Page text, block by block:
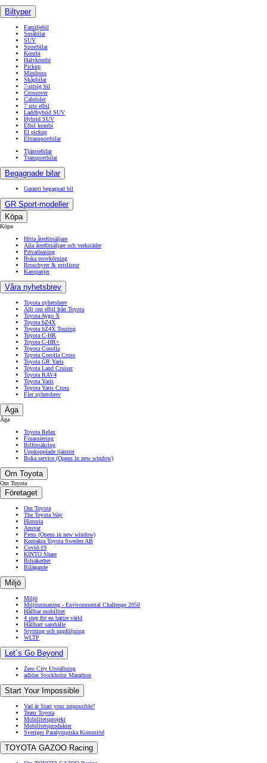
Biltyper
Familjebil
Småbilar
SUV
Sportbilar
Kombi
Halvkombi
Pickup
Minibuss
Skåpbilar
7-sitsig bil
Crossover
Cabriolet
7 sits elbil
Laddhybrid SUV
Hybrid SUV
Elbil kombi
El pickup
Eltransportbilar
Tjänstebilar
Transportbilar
Begagnade bilar
Garanti begagnad bil
GR Sport-modeller
Köpa
Köpa
Hitta återförsäljare
Alla återförsäljare och verkstäder
Privatleasing
Boka provkörning
Broschyrer & prislistor
Kampanjer
Våra nyhetsbrev
Toyota nyhetsbrev
Allt om elbil från Toyota
Toyota Aygo X
Toyota bZ4X
Toyota bZ4X Touring
Toyota C-HR
Toyota C-HR+
Toyota Corolla
Toyota Corolla Cross
Toyota GR Yaris
Toyota Land Cruiser
Toyota RAV4
Toyota Yaris
Toyota Yaris Cross
Fler nyhetsbrev
Äga
Äga
Toyota Relax
Finansiering
Bilförsäkring
Uppkopplade tjänster
Boka service (Opens in new window)
Om Toyota
Om Toyota
Företaget
Om Toyota
The Toyota Way
Historia
Ansvar
Press (Opens in new window)
Kontakta Toyota Sweden AB
Covid-19
KINTO Share
Bilsäkerhet
Bilägande
Miljö
Miljö
Miljöutmaning - Environmental Challenge 2050
Hållbar mobilitet
4 steg för en bättre värld
Hållbart samhälle
Styrning och uppföljning
WLTP
Let´s Go Beyond
Zero City Utställning
adidas Stockholm Marathon
Start Your Impossible
Vad är Start your impossible?
Team Toyota
Mobilitetsprojekt
Mobilitetsprodukter
Sveriges Paralympiska Kommitté
TOYOTA GAZOO Racing